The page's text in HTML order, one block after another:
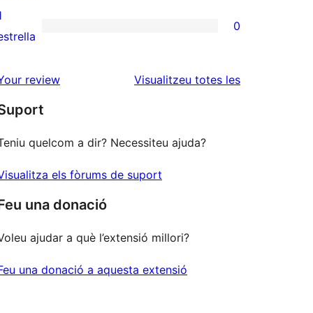
estrelles
estrelles
0
review Visualitzeu totes lesressenyes
quelcom a dir? Necessiteu ajuda?
els fòrums de suport
una donació
ajudar a què l’extensió millori?
una donació a aquesta extensió